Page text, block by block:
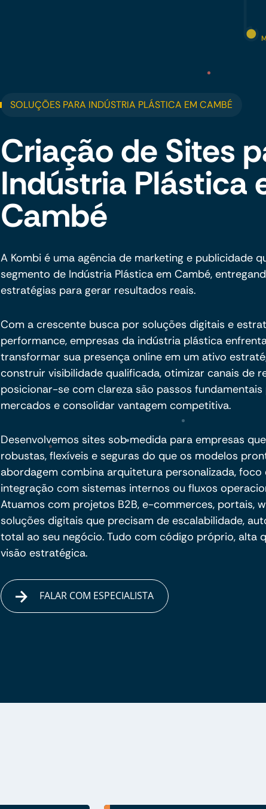
SOLUÇÕES PARA INDÚSTRIA PLÁSTICA EM CAMBÉ
Criação de Sites
Indústria Plástica
Cambé
A Kombi é uma agência de marketing e publicidade
segmento de Indústria Plástica em Cambé,
estratégias para gerar resultados reais.
Com a crescente busca por soluções digitais e
performance, empresas da indústria plástica
transformar sua presença online em um ativo
construir visibilidade qualificada, otimizar canais de
posicionar-se com clareza são passos
mercados e consolidar vantagem competitiva.
Desenvolvemos sites sob medida para empresas
robustas, flexíveis e seguras do que os modelos
abordagem combina arquitetura personalizada,
integração com sistemas internos ou fluxos
Atuamos com projetos B2B, e-commerces, portais,
soluções digitais que precisam de escalabilidade,
total ao seu negócio. Tudo com código próprio, alta
visão estratégica.
FALAR COM ESPECIALISTA